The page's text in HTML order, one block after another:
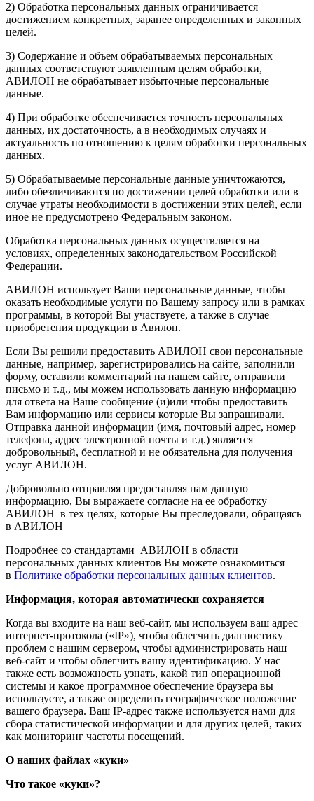
2) Обработка персональных данных ограничивается
достижением конкретных, заранее определенных и законных
целей.
3) Содержание и объем обрабатываемых персональных
данных соответствуют заявленным целям обработки,
АВИЛОН не обрабатывает избыточные персональные
данные.
4) При обработке обеспечивается точность персональных
данных, их достаточность, а в необходимых случаях и
актуальность по отношению к целям обработки персональных
данных.
5) Обрабатываемые персональные данные уничтожаются,
либо обезличиваются по достижении целей обработки или в
случае утраты необходимости в достижении этих целей, если
иное не предусмотрено Федеральным законом.
Обработка персональных данных осуществляется на
условиях, определенных законодательством Российской
Федерации.
АВИЛОН использует Ваши персональные данные, чтобы
оказать необходимые услуги по Вашему запросу или в рамках
программы, в которой Вы участвуете, а также в случае
приобретения продукции в Авилон.
Если Вы решили предоставить АВИЛОН свои персональные
данные, например, зарегистрировались на сайте, заполнили
форму, оставили комментарий на нашем сайте, отправили
письмо и т.д., мы можем использовать данную информацию
для ответа на Ваше сообщение (и)или чтобы предоставить
Вам информацию или сервисы которые Вы запрашивали.
Отправка данной информации (имя, почтовый адрес, номер
телефона, адрес электронной почты и т.д.) является
добровольный, бесплатной и не обязательна для получения
услуг АВИЛОН.
Добровольно отправляя предоставляя нам данную
информацию, Вы выражаете согласие на ее обработку
АВИЛОН в тех целях, которые Вы преследовали, обращаясь
в АВИЛОН
Подробнее со стандартами АВИЛОН в области
персональных данных клиентов Вы можете ознакомиться
в Политике обработки персональных данных клиентов.
Информация, которая автоматически сохраняется
Когда вы входите на наш веб-сайт, мы используем ваш адрес
интернет-протокола («IP»), чтобы облегчить диагностику
проблем с нашим сервером, чтобы администрировать наш
веб-сайт и чтобы облегчить вашу идентификацию. У нас
также есть возможность узнать, какой тип операционной
системы и какое программное обеспечение браузера вы
используете, а также определить географическое положение
вашего браузера. Ваш IP-адрес также используется нами для
сбора статистической информации и для других целей, таких
как мониторинг частоты посещений.
О наших файлах «куки»
Что такое «куки»?